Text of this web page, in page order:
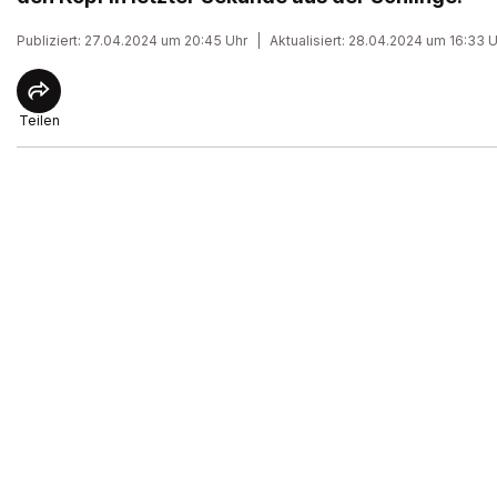
Publiziert: 27.04.2024 um 20:45 Uhr Aktualisiert: 28.04.2024 um 16:33
Teilen